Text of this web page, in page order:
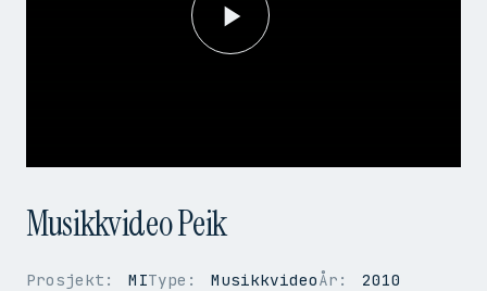
Play
Musikkvideo Peik
Prosjekt: MIType: MusikkvideoÅr: 2010